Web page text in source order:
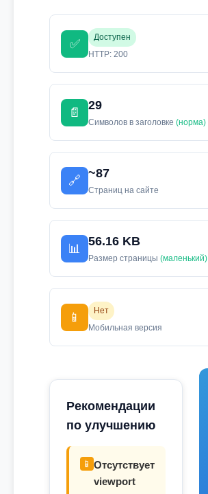
✅
Доступен
HTTP: 200
📄
29
Символов в заголовке (норма)
🔗
~87
Страниц на сайте
📊
56.16 KB
Размер страницы (маленький)
📱
Нет
Мобильная версия
Рекомендации
по улучшению
📱 Отсутствует
viewport